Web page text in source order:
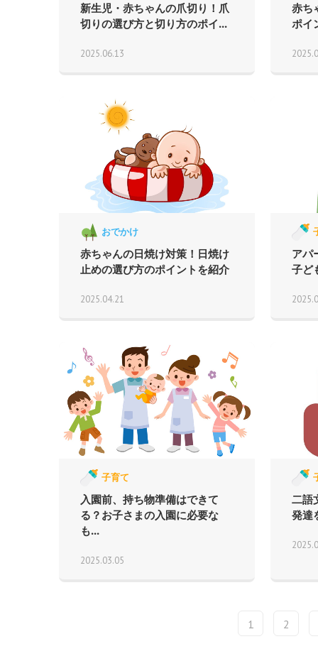
新生児・赤ちゃんの爪切り！爪
切りの選び方と切り方のポイ...
2025.06.13
赤ち
ポイ
おでかけ
赤ちゃんの日焼け対策！日焼け
止めの選び方のポイントを紹介
2025.04.21
アパ
子ど
子育て
入園前、持ち物準備はできて
る？お子さまの入園に必要な
も...
2025.03.05
二語
発達
1 2